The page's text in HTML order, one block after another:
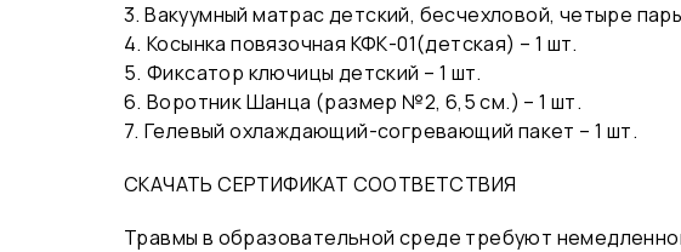
3. Вакуумный матрас детский, бесчехловой, четыре
4.⁠ ⁠Косынка повязочная КФК-01(детская) – 1 шт.
5.⁠ ⁠Фиксатор ключицы детский – 1 шт.
6.⁠ ⁠Воротник Шанца (размер №2, 6,5 см.) – 1 шт.
7.⁠ ⁠Гелевый охлаждающий-согревающий пакет – 1 шт.
СКАЧАТЬ СЕРТИФИКАТ СООТВЕТСТВИЯ
Травмы в образовательной среде требуют